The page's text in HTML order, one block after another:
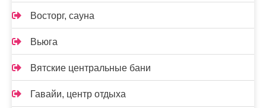
Восторг, сауна
Вьюга
Вятские центральные бани
Гавайи, центр отдыха